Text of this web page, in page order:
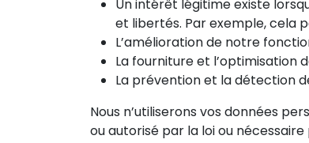
Un intérêt légitime existe
et libertés. Par exemple, cela
L’amélioration de notre
La fourniture et l’optimisation
La prévention et la détection
Nous n’utiliserons vos données
ou autorisé par la loi ou